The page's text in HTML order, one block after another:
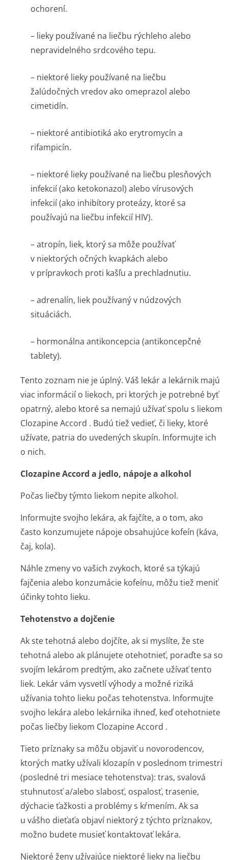
ochorení.
– lieky používané na liečbu rýchleho alebo
nepravidelného srdcového tepu.
– niektoré lieky používané na liečbu
žalúdočných vredov ako omeprazol alebo
cimetidín.
– niektoré antibiotiká ako erytromycín a
rifampicín.
– niektoré lieky používané na liečbu plesňových
infekcií (ako ketokonazol) alebo vírusových
infekcií (ako inhibítory proteázy, ktoré sa
používajú na liečbu infekcií HIV).
– atropín, liek, ktorý sa môže používať
v niektorých očných kvapkách alebo
v prípravkoch proti kašľu a prechladnutiu.
– adrenalín, liek používaný v núdzových
situáciách.
– hormonálna antikoncepcia (antikoncepčné
tablety).
Tento zoznam nie je úplný. Váš lekár a lekárnik majú
viac informácií o liekoch, pri ktorých je potrebné byť
opatrný, alebo ktoré sa nemajú užívať spolu s liekom
Clozapine Accord . Budú tiež vedieť, či lieky, ktoré
užívate, patria do uvedených skupín. Informujte ich
o nich.
Clozapine Accord a jedlo, nápoje a alkohol
Počas liečby týmto liekom nepite alkohol.
Informujte svojho lekára, ak fajčíte, a o tom, ako
často konzumujete nápoje obsahujúce kofeín (káva,
čaj, kola).
Náhle zmeny vo vašich zvykoch, ktoré sa týkajú
fajčenia alebo konzumácie kofeínu, môžu tiež meniť
účinky tohto lieku.
Tehotenstvo a dojčenie
Ak ste tehotná alebo dojčíte, ak si myslíte, že ste
tehotná alebo ak plánujete otehotnieť, poraďte sa so
svojím lekárom predtým, ako začnete užívať tento
liek. Lekár vám vysvetlí výhody a možné riziká
užívania tohto lieku počas tehotenstva. Informujte
svojho lekára alebo lekárnika ihneď, keď otehotniete
počas liečby liekom Clozapine Accord .
Tieto príznaky sa môžu objaviť u novorodencov,
ktorých matky užívali klozapín v poslednom trimestri
(posledné tri mesiace tehotenstva): tras, svalová
stuhnutosť a/alebo slabosť, ospalosť, trasenie,
dýchacie ťažkosti a problémy s kŕmením. Ak sa
u vášho dieťaťa objaví niektorý z týchto príznakov,
možno budete musieť kontaktovať lekára.
Niektoré ženy užívajúce niektoré lieky na liečbu